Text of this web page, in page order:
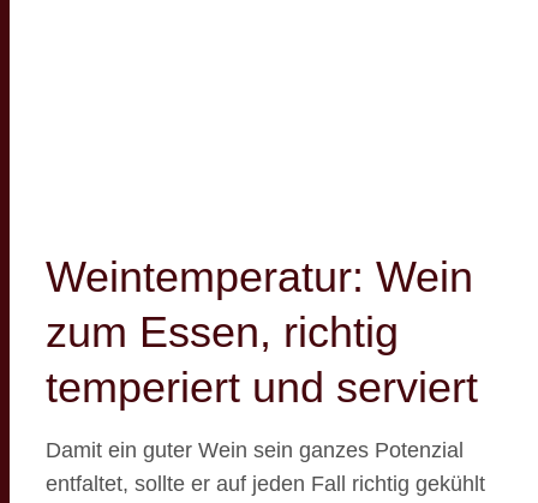
Weintemperatur: Wein
zum Essen, richtig
temperiert und serviert
Damit ein guter Wein sein ganzes Potenzial
entfaltet, sollte er auf jeden Fall richtig gekühlt